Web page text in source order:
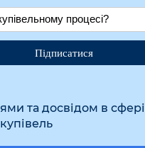
Підписатися
та досвідом в сфері